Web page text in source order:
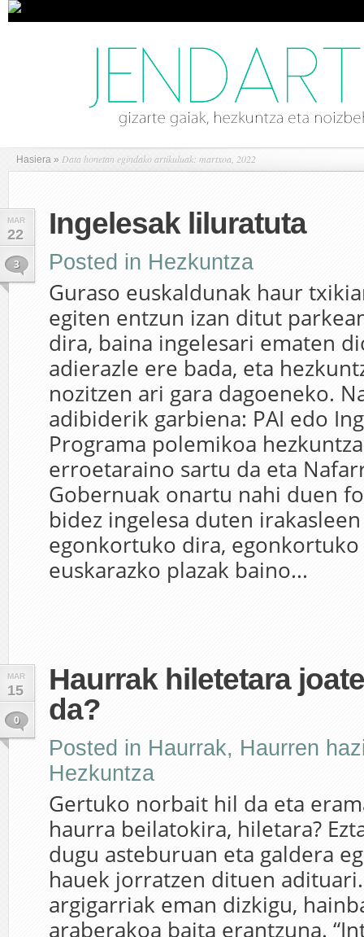
Hasiera » Data honetan egindako artikuluak: martxoa, 2022
MAR
22
3
Ingelesak liluratuta
Posted in Hezkuntza
Guraso euskaldunak haur
egiten entzun izan ditut
dira, baina ingelesari ematen
adierazle ere bada, eta
nozitzen ari gara dagoeneko.
adibiderik garbiena: PAI edo
Programa polemikoa
erroetaraino sartu da eta
Gobernuak onartu nahi duen
bidez ingelesa duten
egonkortuko dira,
euskarazko plazak baino...
MAR
15
0
Haurrak hiletetara
da?
Posted in Haurrak, Haurren
Hezkuntza
Gertuko norbait hil da eta
haurra beilatokira, hiletara?
dugu asteburuan eta galdera
hauek jorratzen dituen
argigarriak eman dizkigu,
araberakoa baita erantzuna.